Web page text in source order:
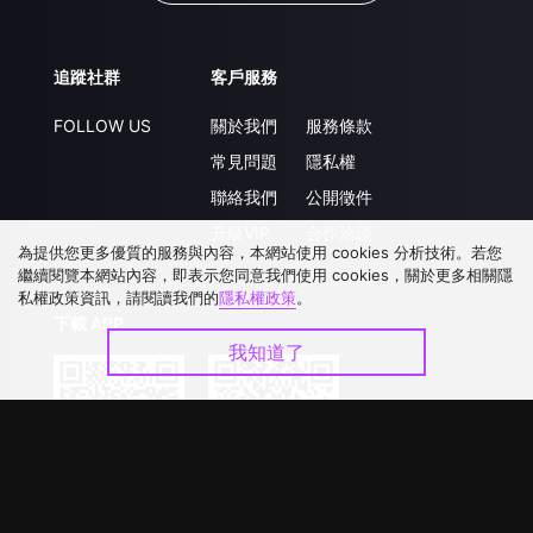
追蹤社群
FOLLOW US
客戶服務
關於我們
常見問題
聯絡我們
服務條款
隱私權
公開徵件
為提供您更多優質的服務與內容，本網站使用 cookies 分析技術。若您
繼續閱覽本網站內容，即表示您同意我們使用 cookies，關於更多相關隱
私權政策資訊，請閱讀我們的隱私權政策。
我知道了